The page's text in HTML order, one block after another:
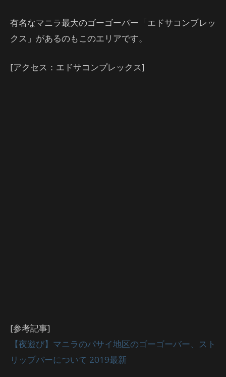
有名なマニラ最大のゴーゴーバー「エドサコンプレッ
クス」があるのもこのエリアです。
[アクセス：エドサコンプレックス]
[参考記事]
【夜遊び】マニラのパサイ地区のゴーゴーバー、スト
リップバーについて 2019最新